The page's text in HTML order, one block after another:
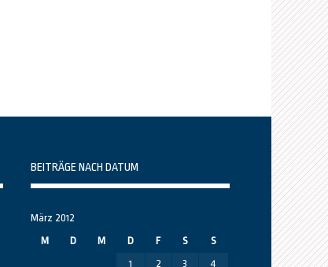
BEITRÄGE NACH DATUM
März 2012
M
D M D F S
S
1
2 3
4